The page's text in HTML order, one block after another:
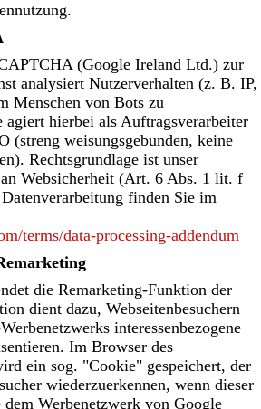
(Google Ireland Ltd.) zur
analysiert Nutzerverhalten (z. B. IP,
Menschen von Bots zu
agiert hierbei als Auftragsverarbeiter
(streng weisungsgebunden, keine
Rechtsgrundlage ist unser
an Websicherheit (Art. 6 Abs. 1 lit. f
finden Sie im
terms/data-processing-addendum
die Remarketing-Funktion der
dient dazu, Webseitenbesuchern
interessenbezogene
Im Browser des
ein sog. "Cookie" gespeichert, der
wiederzuerkennen, wenn dieser
Werbenetzwerk von Google